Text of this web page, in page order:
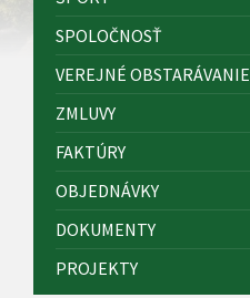
SPOLOČNOSŤ
VEREJNÉ OBSTARÁVANIE
ZMLUVY
FAKTÚRY
OBJEDNÁVKY
DOKUMENTY
PROJEKTY